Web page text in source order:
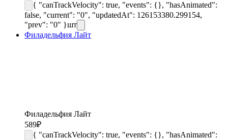
{ "canTrackVelocity": true, "events": {}, "hasAnimated":
false, "current": "0", "updatedAt": 126153380.299154,
"prev": "0" }шт
Филадельфия Лайт
Филадельфия Лайт
589₽
{ "canTrackVelocity": true, "events": {}, "hasAnimated":